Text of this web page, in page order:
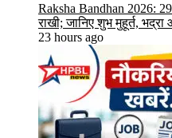
Raksha Bandhan 2026:
राखी; जानिए शुभ मुहूर्त,
23 hours ago